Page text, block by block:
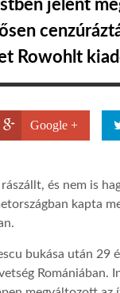
jelent
Rowohlt
Google +
és nem is
kapta
bukása után